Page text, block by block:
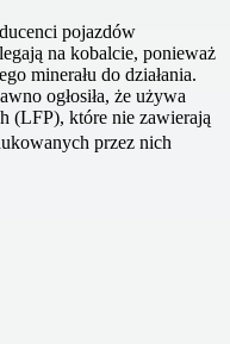
pojazdów
na kobalcie, ponieważ
minerału do działania.
ogłosiła, że używa
(LFP), które nie zawierają
przez nich